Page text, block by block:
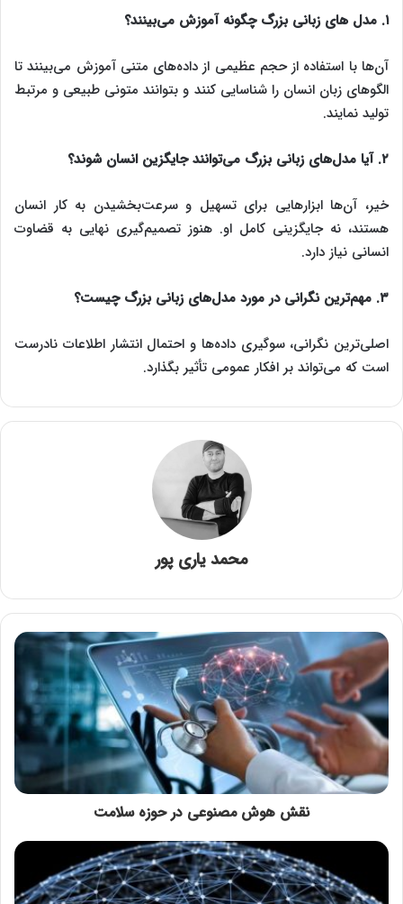
۱. مدل‌ های زبانی بزرگ چگونه آموزش می‌بینند؟
آن‌ها با استفاده از حجم عظیمی از داده‌های متنی آموزش می‌بینند تا
الگوهای زبان انسان را شناسایی کنند و بتوانند متونی طبیعی و مرتبط
تولید نمایند.
۲. آیا مدل‌های زبانی بزرگ می‌توانند جایگزین انسان شوند؟
خیر، آن‌ها ابزارهایی برای تسهیل و سرعت‌بخشیدن به کار انسان
هستند، نه جایگزینی کامل او. هنوز تصمیم‌گیری نهایی به قضاوت
انسانی نیاز دارد.
۳. مهم‌ترین نگرانی در مورد مدل‌های زبانی بزرگ چیست؟
اصلی‌ترین نگرانی، سوگیری داده‌ها و احتمال انتشار اطلاعات نادرست
است که می‌تواند بر افکار عمومی تأثیر بگذارد.
محمد یاری پور
نقش هوش مصنوعی در حوزه سلامت